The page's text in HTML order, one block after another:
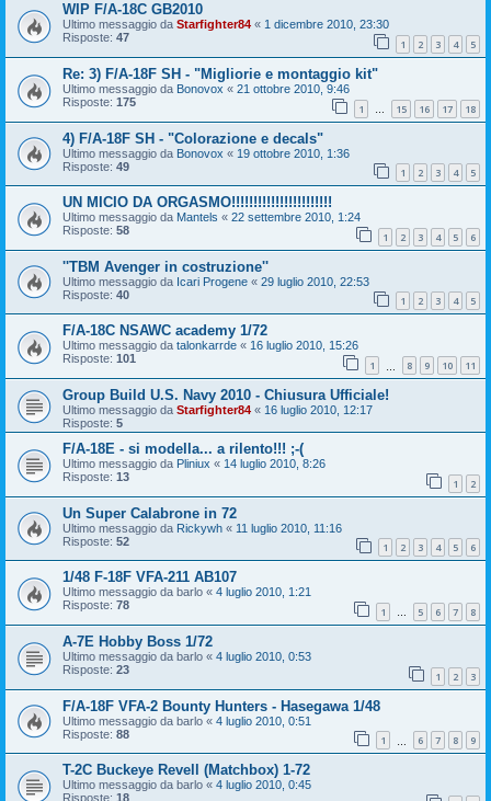
WIP F/A-18C GB2010
Ultimo messaggio da Starfighter84 « 1 dicembre 2010, 23:30
Risposte: 47 1 2 3 4 5
Re: 3) F/A-18F SH - "Migliorie e montaggio kit"
Ultimo messaggio da Bonovox « 21 ottobre 2010, 9:46
Risposte: 175 1 … 15 16 17 18
4) F/A-18F SH - "Colorazione e decals"
Ultimo messaggio da Bonovox « 19 ottobre 2010, 1:36
Risposte: 49 1 2 3 4 5
UN MICIO DA ORGASMO!!!!!!!!!!!!!!!!!!!!!!!
Ultimo messaggio da Mantels « 22 settembre 2010, 1:24
Risposte: 58 1 2 3 4 5 6
''TBM Avenger in costruzione''
Ultimo messaggio da Icari Progene « 29 luglio 2010, 22:53
Risposte: 40 1 2 3 4 5
F/A-18C NSAWC academy 1/72
Ultimo messaggio da talonkarrde « 16 luglio 2010, 15:26
Risposte: 101 1 8 9 10 11
Group Build U.S. Navy 2010 - Chiusura Ufficiale!
Ultimo messaggio da Starfighter84 « 16 luglio 2010, 12:17
Risposte: 5
F/A-18E - si modella... a rilento!!! ;-(
Ultimo messaggio da Pliniux « 14 luglio 2010, 8:26
Risposte: 13 1 2
Un Super Calabrone in 72
Ultimo messaggio da Rickywh « 11 luglio 2010, 11:16
Risposte: 52 1 2 3 4 5 6
1/48 F-18F VFA-211 AB107
Ultimo messaggio da barlo « 4 luglio 2010, 1:21
Risposte: 78 1 … 5 6 7 8
A-7E Hobby Boss 1/72
Ultimo messaggio da barlo « 4 luglio 2010, 0:53
Risposte: 23 1 2 3
F/A-18F VFA-2 Bounty Hunters - Hasegawa 1/48
Ultimo messaggio da barlo « 4 luglio 2010, 0:51
Risposte: 88 1 6 7 8 9
T-2C Buckeye Revell (Matchbox) 1-72
Ultimo messaggio da barlo « 4 luglio 2010, 0:45
Risposte: 18